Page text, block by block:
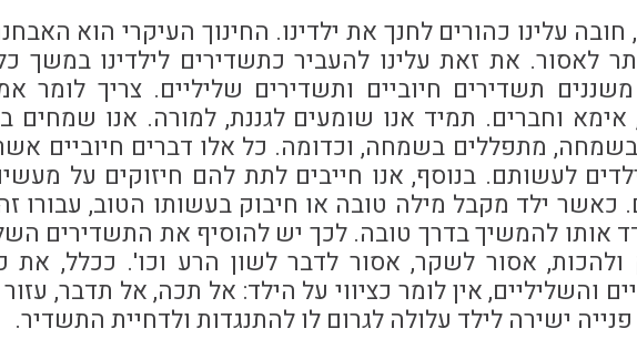
חובה עלינו כהורים לחנך את ילדינו. החינוך העיקרי הוא
לאסור. את זאת עלינו להעביר כתשדירים לילדינו במשך
תשדירים חיוביים ותשדירים שליליים. צריך לומר
וחברים. תמיד אנו שומעים לגננת, למורה. אנו שמחים
בשמחה, מתפללים בשמחה, וכדומה. כל אלו דברים חיוביים
לעשותם. בנוסף, אנו חייבים לתת להם חיזוקים על
כאשר ילד מקבל מילה טובה או חיבוק בעשותו הטוב, עבורו
אותו להמשיך בדרך טובה. לכך יש להוסיף את התשדירים
ולהכות, אסור לשקר, אסור לדבר לשון הרע וכו'. ככלל, את
והשליליים, אין לומר כציווי על הילד: אל תכה, אל תדבר,
פנייה ישירה לילד עלולה לגרום לו להתנגדות ולדחיית התשדיר.